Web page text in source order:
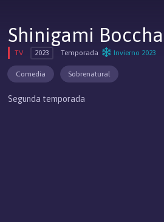
Shinigami
TV 2023 Temporada Invierno 2023
Comedia Sobrenatural
Segunda temporada